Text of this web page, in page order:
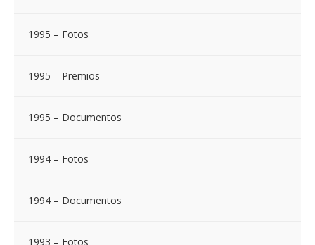
1995 – Fotos
1995 – Premios
1995 – Documentos
1994 – Fotos
1994 – Documentos
1993 – Fotos